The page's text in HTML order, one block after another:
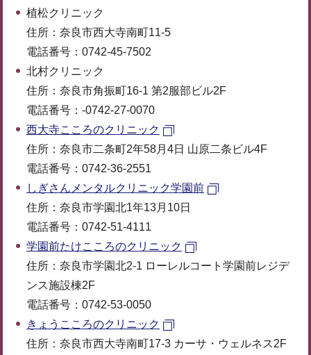
植松クリニック
住所：奈良市西大寺南町11-5
電話番号：0742-45-7502
北村クリニック
住所：奈良市角振町16-1 第2服部ビル2F
電話番号：-0742-27-0070
西大寺こころのクリニック
住所：奈良市二条町2年58月4日 山原二条ビル4F
電話番号：0742-36-2551
しぎさんメンタルクリニック学園前
住所：奈良市学園北1年13月10日
電話番号：0742-51-4111
学園前たけこころのクリニック
住所：奈良市学園北2-1 ローレルコート学園前レジデ
ンス施設棟2F
電話番号：0742-53-0050
きょうこころのクリニック
住所：奈良市西大寺南町17-3 カーサ・ウェルネス2F